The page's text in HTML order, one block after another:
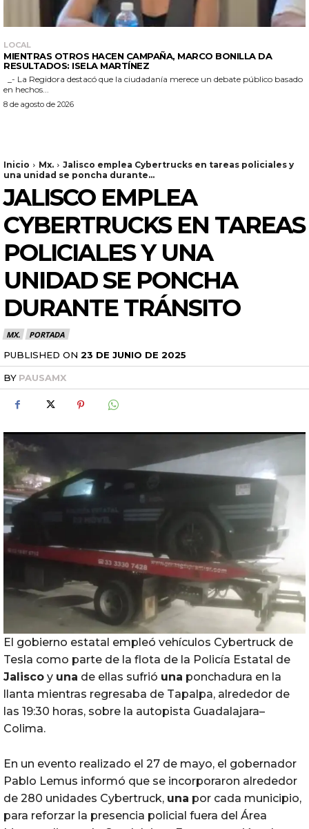
LOCAL
MIENTRAS OTROS HACEN CAMPAÑA, MARCO BONILLA DA
RESULTADOS: ISELA MARTÍNEZ
en hechos...
8 de agosto de 2026